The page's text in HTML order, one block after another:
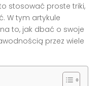
stosować proste triki,
W tym artykule
to, jak dbać o swoje
przez wiele